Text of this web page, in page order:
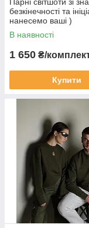
безкінечності та
нанесемо ваші )
В наявності
1 650 ₴/
Купити